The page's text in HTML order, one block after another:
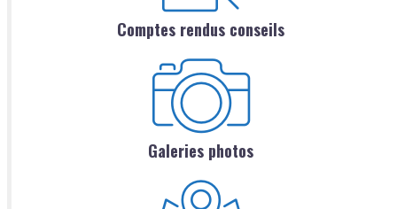
Comptes rendus conseils
Galeries photos